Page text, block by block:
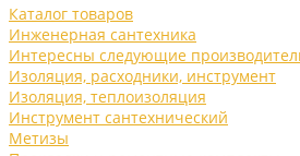
Каталог товаров
Инженерная сантехника
Интересны следующие
Изоляция, расходники, инструмент
Изоляция, теплоизоляция
Инструмент сантехнический
Метизы